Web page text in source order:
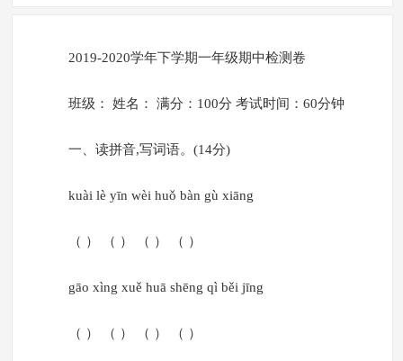
2019-2020学年下学期一年级期中检测卷
班级： 姓名： 满分：100分 考试时间：60分钟
一、读拼音,写词语。(14分)
kuài lè yīn wèi huǒ bàn gù xiāng
（ ） （ ） （ ） （ ）
gāo xìng xuě huā shēng qì běi jīng
（ ） （ ） （ ） （ ）